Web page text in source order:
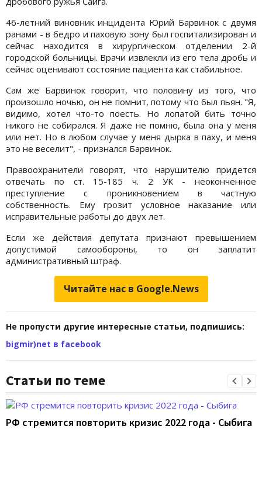
46-летний виновник инцидента Юрий Барвинок с двумя
ранами - в бедро и паховую зону был госпитализирован и
сейчас находится в хирургическом отделении 2-й
городской больницы. Врачи извлекли из его тела дробь и
сейчас оценивают состояние пациента как стабильное.
Сам же Барвинок говорит, что половину из того, что
произошло ночью, он не помнит, потому что был пьян. "Я,
видимо, хотел что-то поесть. Но лопатой бить точно
никого не собирался. Я даже не помню, была она у меня
или нет. Но в любом случае у меня дырка в паху, и меня
это не веселит", - признался Барвинок.
Правоохранители говорят, что нарушителю придется
отвечать по ст. 15-185 ч. 2 УК - неоконченное
преступление с проникновением в частную
собственность. Ему грозит условное наказание или
исправительные работы до двух лет.
Если же действия депутата признают превышением
допустимой самообороны, то он заплатит
административный штраф.
Читайте нас в Google.News
Не пропусти другие интересные статьи, подпишись:
bigmir)net в facebook
Статьи по теме
РФ стремится повторить кризис 2022 года - Сыбига